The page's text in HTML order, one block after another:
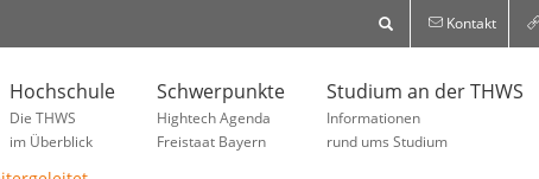
Kontakt
Hochschule
Die THWS
im Überblick
Schwerpunkte
Hightech Agenda
Freistaat Bayern
Studium an der THWS
Informationen
rund ums Studium